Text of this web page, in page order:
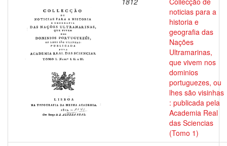
noticias para a
historia e
geografia das
Nações
Ultramarinas,
que vivem nos
dominios
portuguezes, ou
lhes são visinhas
: publicada pela
Academia Real
das Sciencias
(Tomo 1)